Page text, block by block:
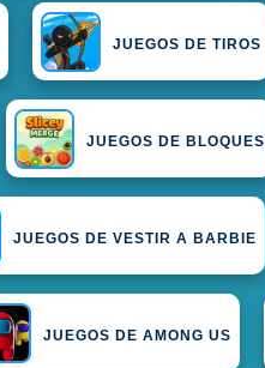
JUEGOS DE TIROS
JUEGOS DE BLOQUES
JUEGOS DE VESTIR A BARBIE
JUEGOS DE AMONG US